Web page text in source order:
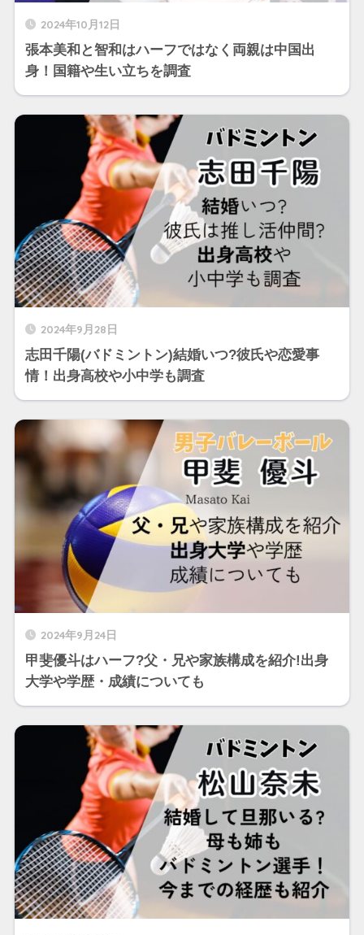
2024年10月12日
張本美和と智和はハーフではなく両親は中国出
身！国籍や生い立ちを調査
2024年9月28日
志田千陽(バドミントン)結婚いつ?彼氏や恋愛事
情！出身高校や小中学も調査
2024年9月24日
甲斐優斗はハーフ?父・兄や家族構成を紹介!出身
大学や学歴・成績についても